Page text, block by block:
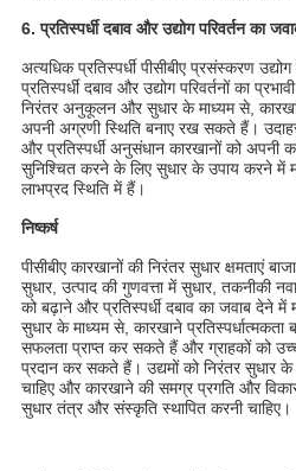
6. प्रतिस्पर्धी दबाव और उद्योग परिवर्तन का
अत्यधिक प्रतिस्पर्धी पीसीबीए प्रसंस्करण
प्रतिस्पर्धी दबाव और उद्योग परिवर्तनों का
निरंतर अनुकूलन और सुधार के माध्यम से,
अपनी अग्रणी स्थिति बनाए रख सकते हैं।
और प्रतिस्पर्धी अनुसंधान कारखानों को अपनी
सुनिश्चित करने के लिए सुधार के उपाय करने में
लाभप्रद स्थिति में हैं।
निष्कर्ष
पीसीबीए कारखानों की निरंतर सुधार क्षमताएं
सुधार, उत्पाद की गुणवत्ता में सुधार, तकनीकी
को बढ़ाने और प्रतिस्पर्धी दबाव का जवाब देने में
सुधार के माध्यम से, कारखाने
सफलता प्राप्त कर सकते हैं और ग्राहकों को
प्रदान कर सकते हैं। उद्यमों को निरंतर सुधार के
चाहिए और कारखाने की समग्र प्रगति और
सुधार तंत्र और संस्कृति स्थापित करनी चाहिए।